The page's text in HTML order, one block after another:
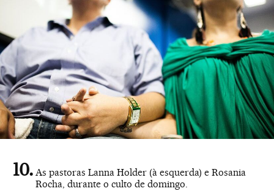
As pastoras Lanna Holder (à esquerda) e Rosania
Rocha, durante o culto de domingo.